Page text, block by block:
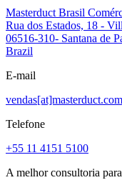
Masterduct Brasil
Rua dos Estados, 18 -
06516-310- Santana de
Brazil
E-mail
Telefone
+55 11 4151 5100
A melhor consultoria